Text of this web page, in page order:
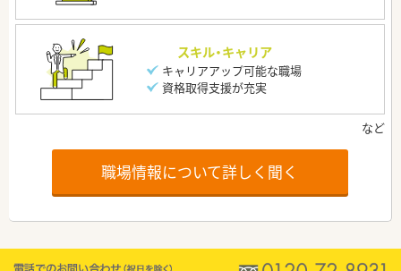
スキル・キャリア
キャリアアップ可能な職場
資格取得支援が充実
職場情報について詳しく聞く